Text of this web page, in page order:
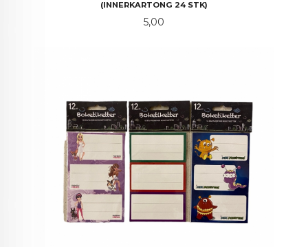
(INNERKARTONG 24 STK)
Pris
5,00